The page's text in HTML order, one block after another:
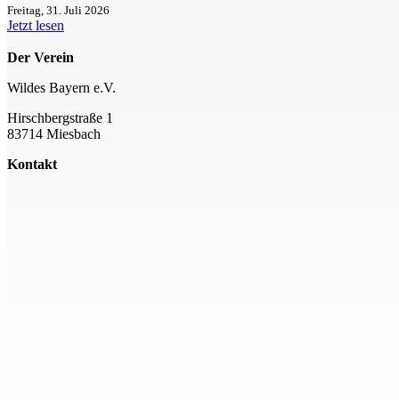
Freitag, 31. Juli 2026
Jetzt lesen
Der Verein
Wildes Bayern e.V.
Hirschbergstraße 1
83714 Miesbach
Kontakt